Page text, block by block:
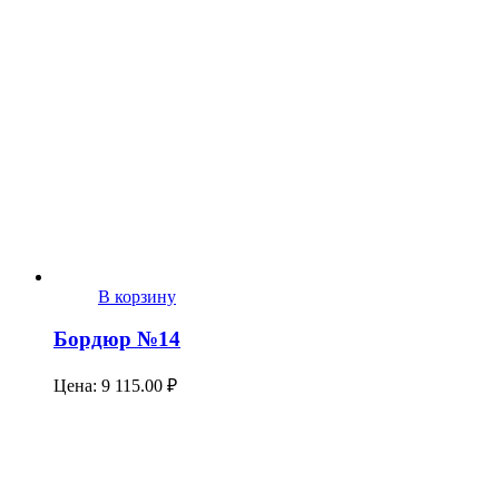
В корзину
Бордюр №14
Цена: 9 115.00 ₽